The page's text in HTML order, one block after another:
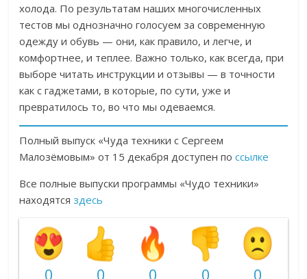
холода. По результатам наших многочисленных
тестов мы однозначно голосуем за современную
одежду и обувь — они, как правило, и легче, и
комфортнее, и теплее. Важно только, как всегда, при
выборе читать инструкции и отзывы — в точности
как с гаджетами, в которые, по сути, уже и
превратилось то, во что мы одеваемся.
Полный выпуск «Чуда техники с Сергеем
Малозёмовым» от 15 декабря доступен поссылке
Все полные выпуски программы «Чудо техники»
находятсяздесь
0 0 0 0 0